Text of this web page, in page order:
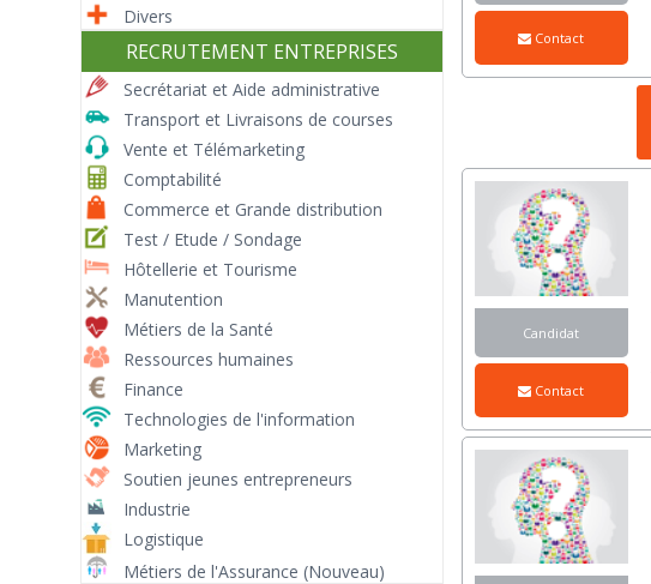
Contact
Candidat
Contact
Divers
RECRUTEMENT ENTREPRISES
Secrétariat et Aide administrative
Transport et Livraisons de courses
Vente et Télémarketing
Comptabilité
Commerce et Grande distribution
Test / Etude / Sondage
Hôtellerie et Tourisme
Manutention
Métiers de la Santé
Ressources humaines
Finance
Technologies de l'information
Marketing
Soutien jeunes entrepreneurs
Industrie
Logistique
Métiers de l'Assurance (Nouveau)